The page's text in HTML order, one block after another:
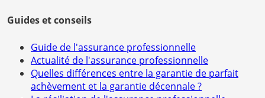
Guides et conseils
Guide de l'assurance professionnelle
Actualité de l'assurance professionnelle
Quelles différences entre la garantie de parfait
achèvement et la garantie décennale ?